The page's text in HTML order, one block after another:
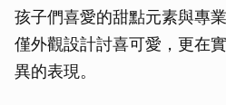
孩子們喜愛的甜點元素與專
僅外觀設計討喜可愛，更在
異的表現。